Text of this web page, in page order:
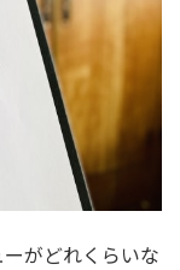
がどれくらいな